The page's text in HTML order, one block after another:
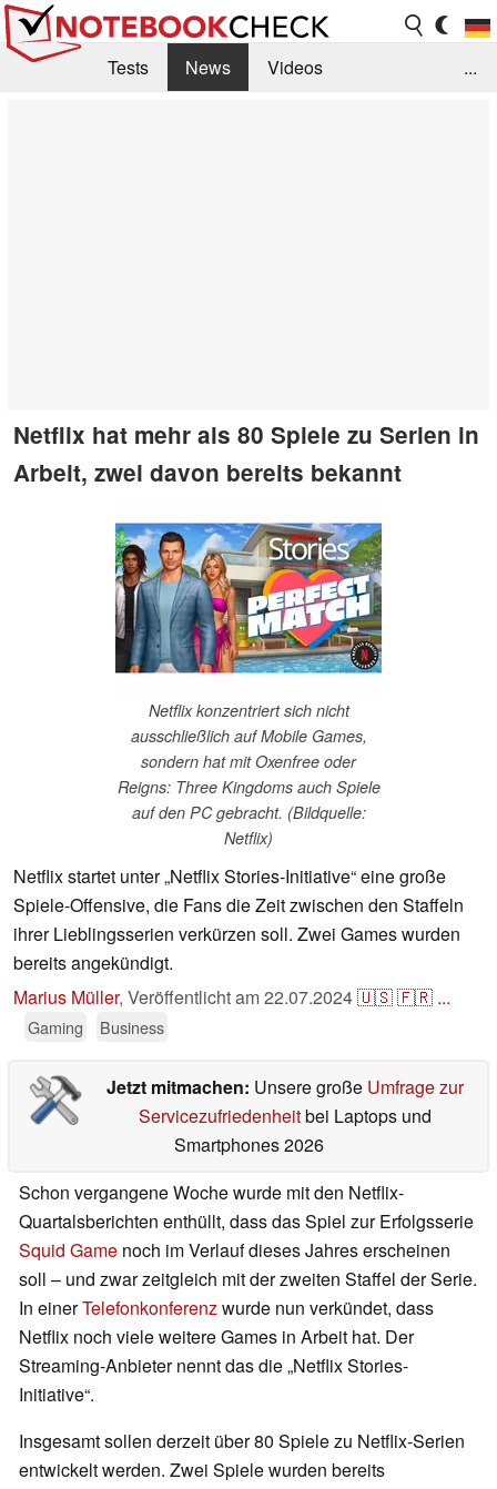
Tests News
Videos
...
Netflix hat mehr als 80 Spiele zu Serien in
Arbeit, zwei davon bereits bekannt
Netflix konzentriert sich nicht
ausschließlich auf Mobile Games,
sondern hat mit Oxenfree oder
Reigns: Three Kingdoms auch Spiele
auf den PC gebracht. (Bildquelle:
Netflix)
Netflix startet unter „Netflix Stories-Initiative“ eine große
Spiele-Offensive, die Fans die Zeit zwischen den Staffeln
ihrer Lieblingsserien verkürzen soll. Zwei Games wurden
bereits angekündigt.
Marius Müller, Veröffentlicht am22.07.2024🇺🇸🇫🇷 ...
Gaming Business
Jetzt mitmachen: Unsere große Umfrage zur
Servicezufriedenheitbei Laptops und
Smartphones 2026
Schon vergangene Woche wurde mit den Netflix-
Quartalsberichten enthüllt, dass das Spiel zur Erfolgsserie
Squid Game noch im Verlauf dieses Jahres erscheinen
soll – und zwar zeitgleich mit der zweiten Staffel der Serie.
In einerTelefonkonferenzwurde nun verkündet, dass
Netflix noch viele weitere Games in Arbeit hat. Der
Streaming-Anbieter nennt das die „Netflix Stories-
Initiative“.
Insgesamt sollen derzeit über 80 Spiele zu Netflix-Serien
entwickelt werden. Zwei Spiele wurden bereits